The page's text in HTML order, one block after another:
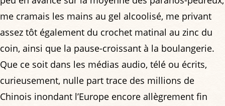
me cramais les mains au gel alcoolisé, me privant
assez tôt également du crochet matinal au zinc du
coin, ainsi que la pause-croissant à la boulangerie.
Que ce soit dans les médias audio, télé ou écrits,
curieusement, nulle part trace des millions de
Chinois inondant l’Europe encore allègrement fin